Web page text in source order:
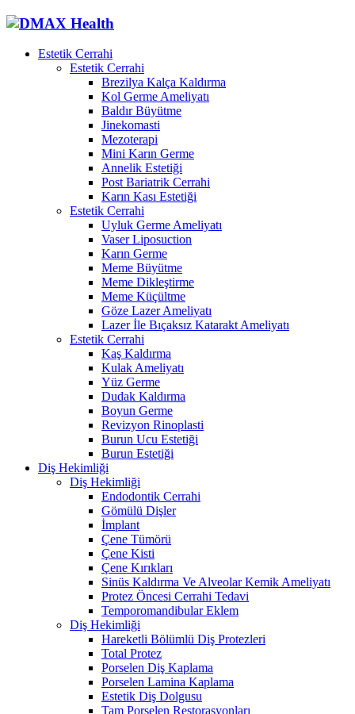
Estetik Cerrahi
Estetik Cerrahi
Brezilya Kalça Kaldırma
Kol Germe Ameliyatı
Baldır Büyütme
Jinekomasti
Mezoterapi
Mini Karın Germe
Annelik Estetiği
Post Bariatrik Cerrahi
Karın Kası Estetiği
Estetik Cerrahi
Uyluk Germe Ameliyatı
Vaser Liposuction
Karın Germe
Meme Büyütme
Meme Dikleştirme
Meme Küçültme
Göze Lazer Ameliyatı
Lazer İle Bıçaksız Katarakt Ameliyatı
Estetik Cerrahi
Kaş Kaldırma
Kulak Ameliyatı
Yüz Germe
Dudak Kaldırma
Boyun Germe
Revizyon Rinoplasti
Burun Ucu Estetiği
Burun Estetiği
Diş Hekimliği
Diş Hekimliği
Endodontik Cerrahi
Gömülü Dişler
İmplant
Çene Tümörü
Çene Kisti
Çene Kırıkları
Sinüs Kaldırma Ve Alveolar Kemik Ameliyatı
Protez Öncesi Cerrahi Tedavi
Temporomandibular Eklem
Diş Hekimliği
Hareketli Bölümlü Diş Protezleri
Total Protez
Porselen Diş Kaplama
Porselen Lamina Kaplama
Estetik Diş Dolgusu
Tam Porselen Restorasyonları